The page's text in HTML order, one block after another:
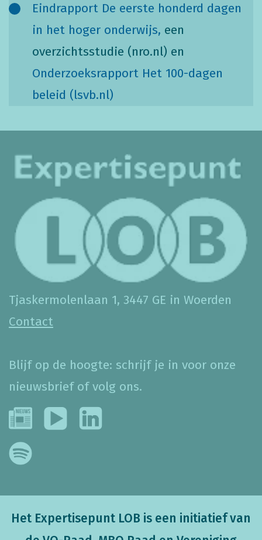
Eindrapport De eerste honderd dagen
in het hoger onderwijs, een
overzichtsstudie (nro.nl) en
Onderzoeksrapport Het 100-dagen
beleid (lsvb.nl)
Tjaskermolenlaan 1, 3447 GE in Woerden
Contact
Blijf op de hoogte: schrijf je in voor onze
nieuwsbrief of volg ons.
Het Expertisepunt LOB is een initiatief van